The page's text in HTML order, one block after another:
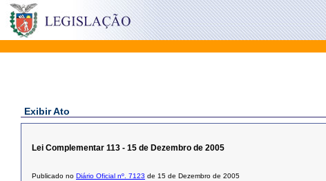
Exibir Ato
Lei Complementar 113 - 15 de Dezembro de 2005
Publicado no Diário Oficial nº. 7123 de 15 de Dezembro de 2005